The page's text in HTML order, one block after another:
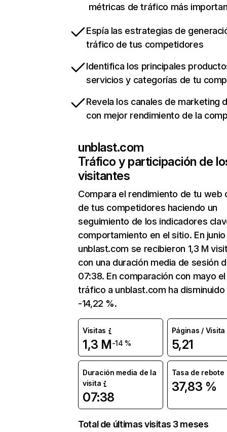
métricas de tráfico más
Espía las estrategias de
tráfico de tus competidores
Identifica los principales
servicios y categorías de tu
Revela los canales de marketing
con mejor rendimiento de la
unblast.com
Tráfico y participación de
visitantes
Compara el rendimiento de tu web
de tus competidores haciendo un
seguimiento de los indicadores
comportamiento en el sitio. En junio
unblast.com se recibieron 1,3 M
con una duración media de sesión
07:38. En comparación con mayo el
tráfico a unblast.com ha disminuido
-14,22 %.
Visitas
1,3 M-14 %
Páginas / Visita
5,21
Duración media de la
visita
07:38
Tasa de rebote
37,83 %
Total de últimas visitas 3 meses